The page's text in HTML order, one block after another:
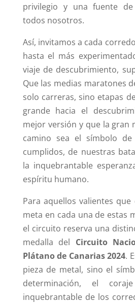
privilegio y una fuente
todos nosotros.
Así, invitamos a cada
hasta el más
viaje de descubrimiento,
Que las medias maratones
solo carreras, sino etapas
grande hacia el
mejor versión y que la gran
camino sea el símbolo de
cumplidos, de nuestras
la inquebrantable
espíritu humano.
Para aquellos valientes
meta en cada una de estas
el circuito reserva una
medalla del Circuito
Plátano de Canarias 2024.
pieza de metal, sino el
determinación, el
inquebrantable de los